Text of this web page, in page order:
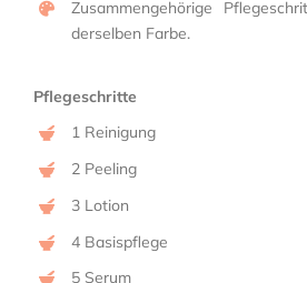
Zusammengehörige
derselben Farbe.
Pflegeschritte
1 Reinigung
2 Peeling
3 Lotion
4 Basispflege
5 Serum